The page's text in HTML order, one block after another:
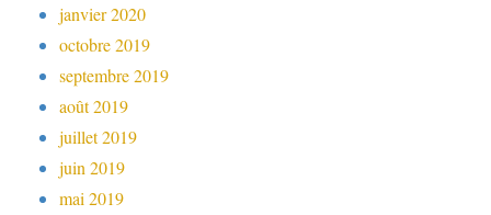
janvier 2020
octobre 2019
septembre 2019
août 2019
juillet 2019
juin 2019
mai 2019